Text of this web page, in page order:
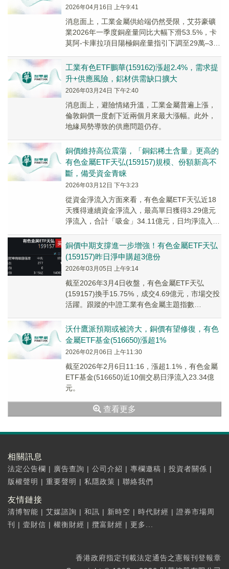
2026年04月16日 上午9:41
消息面上，工業金屬供給端仍然受限，艾芬豪礦
業2026年一季度銅産量同比大幅下滑53.5%，卡
莫阿-卡庫拉項目陽極銅産量指引下調至29萬–33
工業有色ETF鵬華(159162)漲超2.4%，需求提
升+供應風險，鋁材供需缺口擴大
2026年03月24日 下午2:40
消息面上，避險情緒升溫，工業金屬普遍上漲，
倫敦銅價一度創下近兩個月來最大漲幅。此外，
地緣局勢導致的供應問題仍存。
銅價維持高位震蕩，「銅鋁稀土含量」更高的
有色金屬ETF天弘(159157)規模、份額新高不
斷，備受資金青睐
2026年03月12日 下午3:23
從資金淨流入方面來看，有色金屬ETF天弘近18
天獲得連續資金淨流入，最高單日獲得3.29億元
淨流入，合計「吸金」34.11億元，日均淨流入達
銅價中期支撐進一步增強！有色金屬ETF天弘
(159157)昨日淨申購超3億份
2026年03月05日 上午9:14
截至2026年3月4日收盤，有色金屬ETF天弘
(159157)換手15.75%，成交4.69億元，市場交投
活躍。跟蹤的中證工業有色金屬主題指數
沃什鷹派預期或被誇大，銅價有望修復，有色
金屬ETF基金(516650)漲超1%
2026年02月06日 上午11:30
截至2026年2月6日11:16，漲超1.1%，有色金屬
ETF基金(516650)近10個交易日淨流入23.34億
元。
查看更多
相關訊息
法定公告欄 | 廣告查詢 | 公司介紹 | 專欄邀稿 | 投資者關係 |
版權聲明 | 重要聲明 | 私隱政策 | 聯絡我們
友情鏈接
清博智能 | 艾媒諮詢 | 和訊 | 新時空 | 時代財經 | 證券市場周
刊
| 壹財信 | 權衡財經 | 攬富財經 | 更多...
香港政府指定刊載法定通告之憲報刊登報章